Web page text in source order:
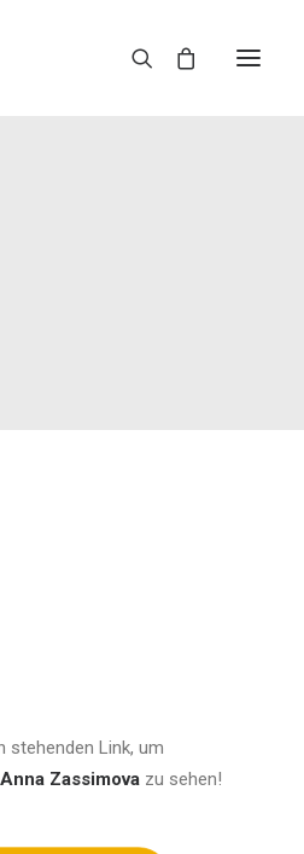
Anna Zassimova
stehenden Link, um
Anna Zassimova zu sehen!